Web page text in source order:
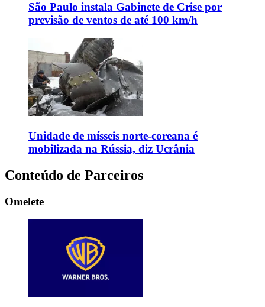
São Paulo instala Gabinete de Crise por
previsão de ventos de até 100 km/h
Unidade de mísseis norte-coreana é
mobilizada na Rússia, diz Ucrânia
Conteúdo de Parceiros
Omelete